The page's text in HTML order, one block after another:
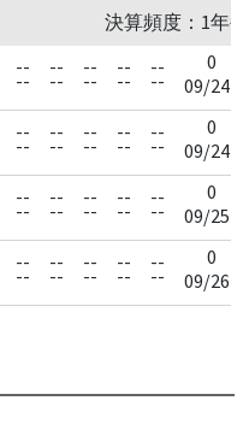
決算頻度：1年
--
--
--
--
--
--
--
--
--
--
0
09/24
--
--
--
--
--
--
--
--
--
--
0
09/24
--
--
--
--
--
--
--
--
--
--
0
09/25
--
--
--
--
--
--
--
--
--
--
0
09/26